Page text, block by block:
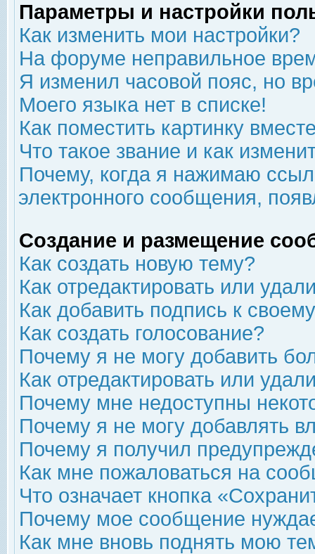
Параметры и настройки
Как изменить мои настройки?
На форуме неправильное
Я изменил часовой пояс, но
Моего языка нет в списке!
Как поместить картинку
Что такое звание и как
Почему, когда я нажимаю
электронного сообщения,
Создание и размещение
Как создать новую тему?
Как отредактировать или
Как добавить подпись к
Как создать голосование?
Почему я не могу добавить
Как отредактировать или
Почему мне недоступны
Почему я не могу добавлять
Почему я получил
Как мне пожаловаться на
Что означает кнопка
Почему мое сообщение
Как мне вновь поднять мою